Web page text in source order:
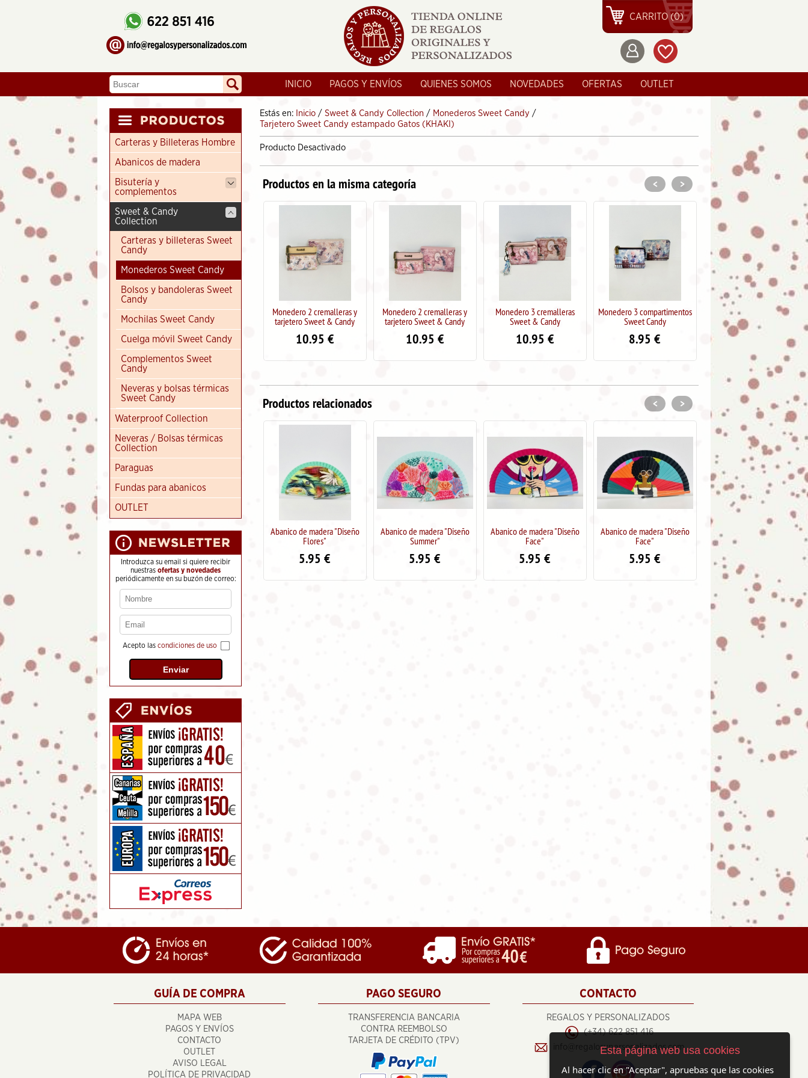
CARRITO (0)
INICIO PAGOS Y ENVÍOS QUIENES SOMOS NOVEDADES OFERTAS OUTLET
Carteras y Billeteras Hombre
Abanicos de madera
Bisutería y
complementos
Sweet & Candy
Collection
Carteras y billeteras Sweet
Candy
Monederos Sweet Candy
Bolsos y bandoleras Sweet
Candy
Mochilas Sweet Candy
Cuelga móvil Sweet Candy
Complementos Sweet
Candy
Neveras y bolsas térmicas
Sweet Candy
Waterproof Collection
Neveras / Bolsas térmicas
Collection
Paraguas
Fundas para abanicos
OUTLET
Introduzca su email si quiere recibir
nuestras ofertas y novedades
periódicamente en su buzón de correo:
Acepto las condiciones de uso
Estás en: Inicio / Sweet & Candy Collection / Monederos Sweet Candy /
Tarjetero Sweet Candy estampado Gatos (KHAKI)
Producto Desactivado
Productos en la misma categoría
Monedero 2 cremalleras y
tarjetero Sweet & Candy
10.95€
Monedero 2 cremalleras y
tarjetero Sweet & Candy
10.95 €
Monedero 3 cremalleras
Sweet & Candy
10.95 €
Monedero 3 compartimentos
Sweet Candy
8.95€
Monedero 3 compartimentos
Sweet Candy
8.95 €
Monedero 3 cremalleras
Sweet & Candy
10.95
< >
Productos relacionados
Abanico de madera "Diseño
Flores"
5.95€
Abanico de madera "Diseño
Summer"
5.95 €
Abanico de madera "Diseño
Face"
5.95 €
Abanico de madera "Diseño
Face"
5.95 €
Abanico de madera "Diseño
NIÑ0 CON PERRO"
5.95 €
Abanico de madera "Diseño
< >
GUÍA DE COMPRA
MAPA WEB
PAGOS Y ENVÍOS
CONTACTO
OUTLET
AVISO LEGAL
POLÍTICA DE PRIVACIDAD
PAGO SEGURO
TRANSFERENCIA BANCARIA
CONTRA REEMBOLSO
TARJETA DE CRÉDITO (TPV)
CONTACTO
REGALOS Y PERSONALIZADOS
(+34) 622 851 416
info@regalosypersonalizados.com
Esta página web usa cookies
Al hacer clic en "Aceptar", apruebas que las cookies